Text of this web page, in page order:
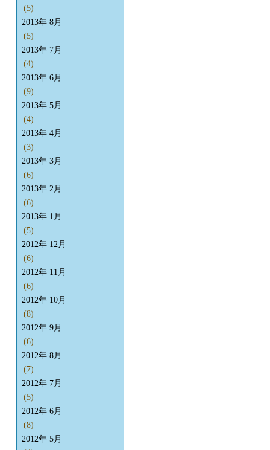
(5)
2013年 8月
(5)
2013年 7月
(4)
2013年 6月
(9)
2013年 5月
(4)
2013年 4月
(3)
2013年 3月
(6)
2013年 2月
(6)
2013年 1月
(5)
2012年 12月
(6)
2012年 11月
(6)
2012年 10月
(8)
2012年 9月
(6)
2012年 8月
(7)
2012年 7月
(5)
2012年 6月
(8)
2012年 5月